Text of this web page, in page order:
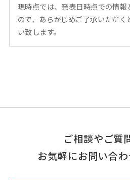
現時点では、発表日時点での情
ので、あらかじめご了承いただ
い致します。
ご相談やご質
お気軽にお問い合わ